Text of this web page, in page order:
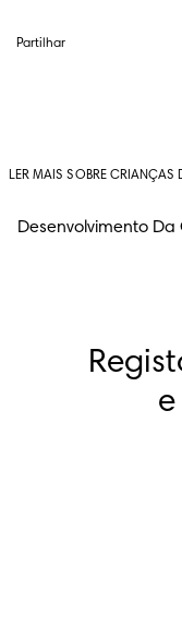
Partilhar
LER MAIS SOBRE CRIANÇAS
Desenvolvimento Da